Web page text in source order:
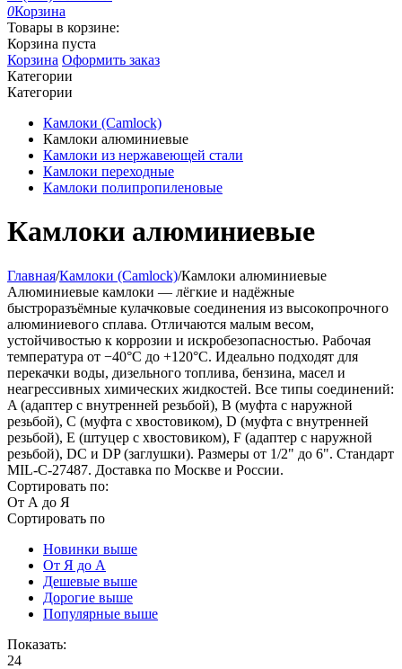
0Корзина
Товары в корзине:
Корзина пуста
Корзина Оформить заказ
Категории
Категории
Камлоки (Camlock)
Камлоки алюминиевые
Камлоки из нержавеющей стали
Камлоки переходные
Камлоки полипропиленовые
Камлоки алюминиевые
Главная/Камлоки (Camlock)/Камлоки алюминиевые
Алюминиевые камлоки — лёгкие и надёжные
быстроразъёмные кулачковые соединения из высокопрочного
алюминиевого сплава. Отличаются малым весом,
устойчивостью к коррозии и искробезопасностью. Рабочая
температура от −40°C до +120°C. Идеально подходят для
перекачки воды, дизельного топлива, бензина, масел и
неагрессивных химических жидкостей. Все типы соединений:
A (адаптер с внутренней резьбой), B (муфта с наружной
резьбой), C (муфта с хвостовиком), D (муфта с внутренней
резьбой), E (штуцер с хвостовиком), F (адаптер с наружной
резьбой), DC и DP (заглушки). Размеры от 1/2" до 6". Стандарт
MIL-C-27487. Доставка по Москве и России.
Сортировать по:
От А до Я
Сортировать по
Новинки выше
От Я до А
Дешевые выше
Дорогие выше
Популярные выше
Показать:
24